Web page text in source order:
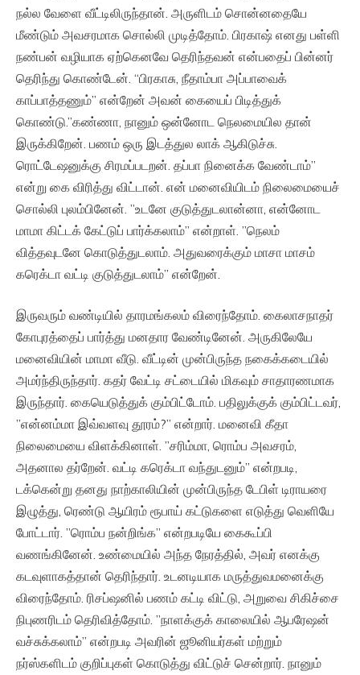
நல்ல வேளை வீட்டிலிருந்தான். அருளிடம் சொன்னதையே
மீண்டும் அவசரமாக சொல்லி முடித்தோம். பிரகாஷ் எனது பள்ளி
நண்பன் வழியாக ஏற்கெனவே தெரிந்தவன் என்பதைப் பின்னர்
தெரிந்து கொண்டேன். “பிரகாசு, நீதாம்பா அப்பாவைக்
காப்பாத்தணும்” என்றேன் அவன் கையைப் பிடித்துக்
கொண்டு.”கண்ணா, நானும் ஒன்னோட நெலமையில தான்
இருக்கிறேன். பணம் ஒரு இடத்துல லாக் ஆகிடுச்சு.
ரொட்டேஷனுக்கு சிரமப்படறன். தப்பா நினைக்க வேண்டாம்”
என்று கை விரித்து விட்டான். என் மனைவியிடம் நிலைமையைச்
சொல்லி புலம்பினேன். ”உடனே குடுத்துடலான்னா, என்னோட
மாமா கிட்டக் கேட்டுப் பார்க்கலாம்” என்றாள். ”நெலம்
வித்தவுடனே கொடுத்துடலாம். அதுவரைக்கும் மாசா மாசம்
கரெக்டா வட்டி குடுத்துடலாம்” என்றேன்.
இருவரும் வண்டியில் தாரமங்கலம் விரைந்தோம். கைலாசநாதர்
கோபுரத்தைப் பார்த்து மனதார வேண்டினேன். அருகிலேயே
மனைவியின் மாமா வீடு. வீட்டின் முன்பிருந்த நகைக்கடையில்
அமர்ந்திருந்தார். கதர் வேட்டி சட்டையில் மிகவும் சாதாரணமாக
இருந்தார். கையெடுத்துக் கும்பிட்டோம். பதிலுக்குக் கும்பிட்டவர்,
”என்னம்மா இவ்வளவு தூரம்?” என்றார். மனைவி கீதா
நிலைமையை விளக்கினாள். ”சரிம்மா, ரொம்ப அவசரம்,
அதனால தர்றேன். வட்டி கரெக்டா வந்துடனும்” என்றபடி,
டக்கென்று தனது நாற்காலியின் முன்பிருந்த டேபிள் டிராயரை
இழுத்து, ரெண்டு ஆயிரம் ரூபாய் கட்டுகளை எடுத்து வெளியே
போட்டார். ”ரொம்ப நன்றிங்க” என்றபடியே கைகூப்பி
வணங்கினேன். உண்மையில் அந்த நேரத்தில், அவர் எனக்கு
கடவுளாகத்தான் தெரிந்தார். உடனடியாக மருத்துவமனைக்கு
விரைந்தோம். ரிசப்ஷனில் பணம் கட்டி விட்டு, அறுவை சிகிச்சை
நிபுணரிடம் தெரிவித்தோம். ”நாளக்குக் காலையில் ஆபரேஷன்
வச்சுக்கலாம்” என்றபடி அவரின் ஜூனியர்கள் மற்றும்
நர்ஸ்களிடம் குறிப்புகள் கொடுத்து விட்டுச் சென்றார். நானும்